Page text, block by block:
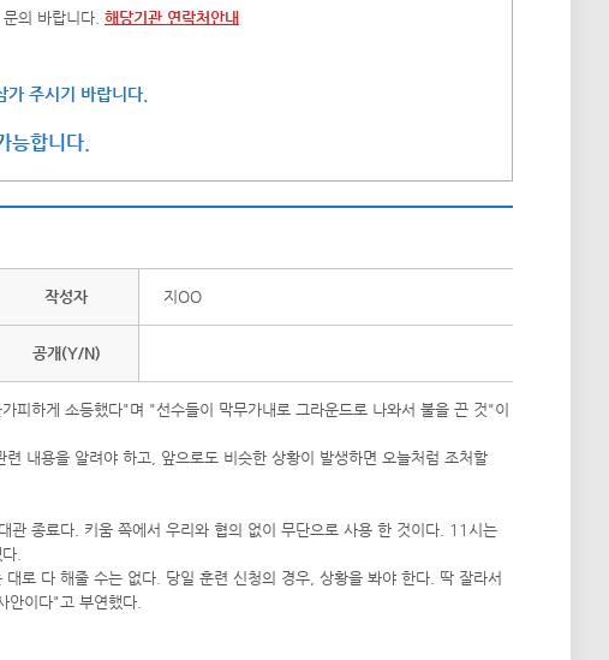
의 바랍니다. 해당기관 연락처안내
주시기 바랍니다.
능합니다.
작성자 지OO
공개(Y/N)
피하게 소등했다"며 "선수들이 막무가내로 그라운드로 나와서 불을 끈 것"이
내용을 알려야 하고, 앞으로도 비슷한 상황이 발생하면 오늘처럼 조처할
관 종료다. 키움 쪽에서 우리와 협의 없이 무단으로 사용 한 것이다. 11시는
.
로 다 해줄 수는 없다. 당일 훈련 신청의 경우, 상황을 봐야 한다. 딱 잘라서
이다"고 부연했다.